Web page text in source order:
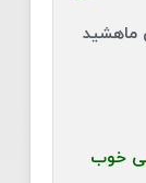
ماهشید
خوب